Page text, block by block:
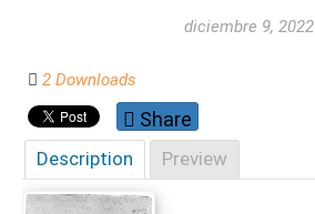
diciembre 9, 2022
2 Downloads
Share
Description Preview